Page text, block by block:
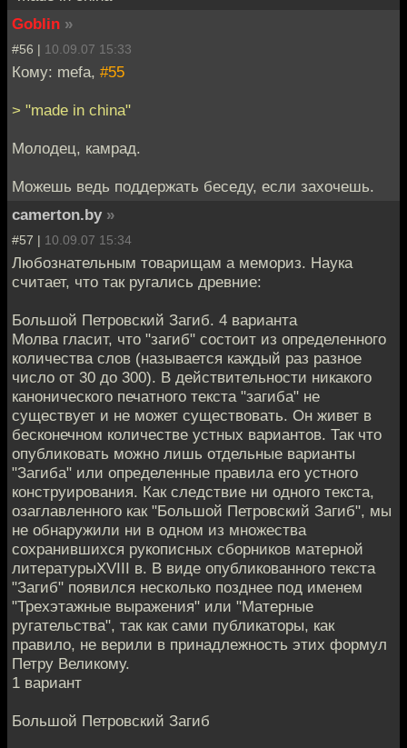
Goblin »
#56 | 10.09.07 15:33
Кому: mefa, #55
> "made in china"
Молодец, камрад.
Можешь ведь поддержать беседу, если захочешь.
camerton.by »
#57 | 10.09.07 15:34
Любознательным товарищам а мемориз. Наука
считает, что так ругались древние:
Большой Петровский Загиб. 4 варианта
Молва гласит, что "загиб" состоит из определенного
количества слов (называется каждый раз разное
число от 30 до 300). В действительности никакого
канонического печатного текста "загиба" не
существует и не может существовать. Он живет в
бесконечном количестве устных вариантов. Так что
опубликовать можно лишь отдельные варианты
"Загиба" или определенные правила его устного
конструирования. Как следствие ни одного текста,
озаглавленного как "Большой Петровский Загиб", мы
не обнаружили ни в одном из множества
сохранившихся рукописных сборников матерной
литературыXVIII в. В виде опубликованного текста
"Загиб" появился несколько позднее под именем
"Трехэтажные выражения" или "Матерные
ругательства", так как сами публикаторы, как
правило, не верили в принадлежность этих формул
Петру Великому.
1 вариант
Большой Петровский Загиб